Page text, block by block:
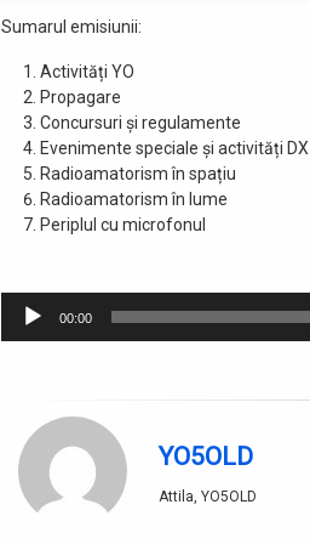
Sumarul emisiunii:
Activități YO
Propagare
Concursuri și regulamente
Evenimente speciale și activități DX
Radioamatorism în spațiu
Radioamatorism în lume
Periplul cu microfonul
Player
audio
00:00
YO5OLD
Attila, YO5OLD